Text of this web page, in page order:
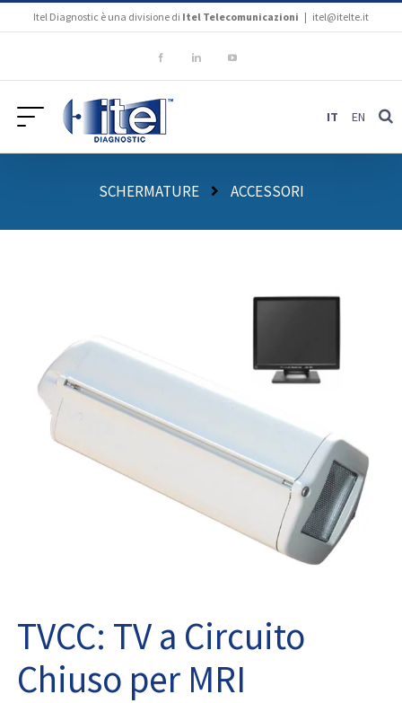
Salta
contenuto
Itel Diagnostic è una divisione di Itel Telecomunicazioni | itel@itelte.it
IT EN
SCHERMATURE ACCESSORI
TVCC: TV a Circuito
Chiuso per MRI